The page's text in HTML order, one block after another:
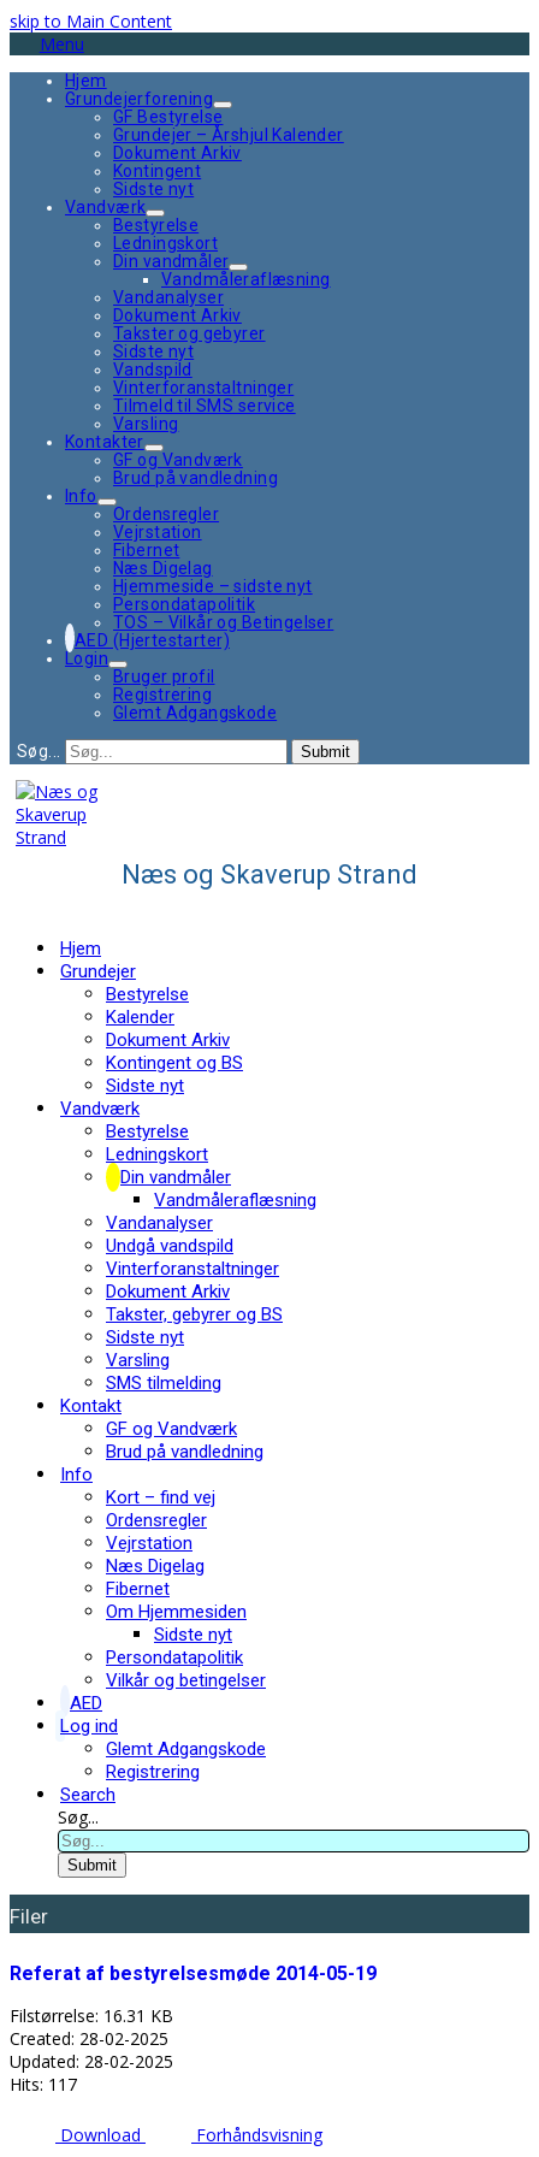
skip to Main Content
Menu
Hjem
Grundejerforening
GF Bestyrelse
Grundejer – Årshjul Kalender
Dokument Arkiv
Kontingent
Sidste nyt
Vandværk
Bestyrelse
Ledningskort
Din vandmåler
Vandmåleraflæsning
Vandanalyser
Dokument Arkiv
Takster og gebyrer
Sidste nyt
Vandspild
Vinterforanstaltninger
Tilmeld til SMS service
Varsling
Kontakter
GF og Vandværk
Brud på vandledning
Info
Ordensregler
Vejrstation
Fibernet
Næs Digelag
Hjemmeside – sidste nyt
Persondatapolitik
TOS – Vilkår og Betingelser
AED (Hjertestarter)
Login
Bruger profil
Registrering
Glemt Adgangskode
Søg...
Submit
Næs og Skaverup Strand
Hjem
Grundejer
Bestyrelse
Kalender
Dokument Arkiv
Kontingent og BS
Sidste nyt
Vandværk
Bestyrelse
Ledningskort
Din vandmåler
Vandmåleraflæsning
Vandanalyser
Undgå vandspild
Vinterforanstaltninger
Dokument Arkiv
Takster, gebyrer og BS
Sidste nyt
Varsling
SMS tilmelding
Kontakt
GF og Vandværk
Brud på vandledning
Info
Kort – find vej
Ordensregler
Vejrstation
Næs Digelag
Fibernet
Om Hjemmesiden
Sidste nyt
Persondatapolitik
Vilkår og betingelser
AED
Log ind
Glemt Adgangskode
Registrering
Search
Søg...
Submit
Filer
Referat af bestyrelsesmøde 2014-05-19
Filstørrelse: 16.31 KB
Created: 28-02-2025
Updated: 28-02-2025
Hits: 117
Download Forhåndsvisning